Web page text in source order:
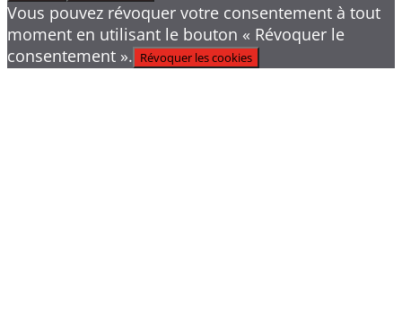
Vous pouvez révoquer votre consentement à tout
moment en utilisant le bouton « Révoquer le
consentement ». Révoquer les cookies